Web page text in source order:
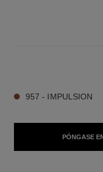
957 - IMPULSION
PÓNGASE